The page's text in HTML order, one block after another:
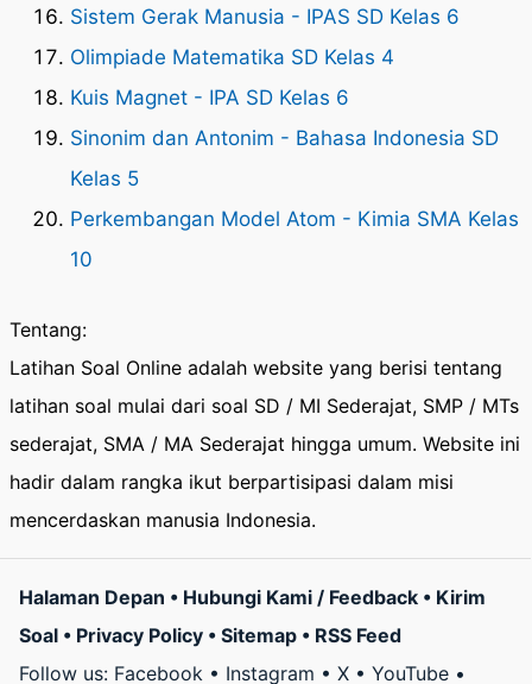
Sistem Gerak Manusia - IPAS SD Kelas 6
Olimpiade Matematika SD Kelas 4
Kuis Magnet - IPA SD Kelas 6
Sinonim dan Antonim - Bahasa Indonesia SD
Kelas 5
Perkembangan Model Atom - Kimia SMA Kelas
10
Tentang:
Latihan Soal Online adalah website yang berisi tentang
latihan soal mulai dari soal SD / MI Sederajat, SMP / MTs
sederajat, SMA / MA Sederajat hingga umum. Website ini
hadir dalam rangka ikut berpartisipasi dalam misi
mencerdaskan manusia Indonesia.
Halaman Depan • Hubungi Kami / Feedback • Kirim
Soal • Privacy Policy • Sitemap • RSS Feed
Follow us: Facebook • Instagram • X • YouTube •